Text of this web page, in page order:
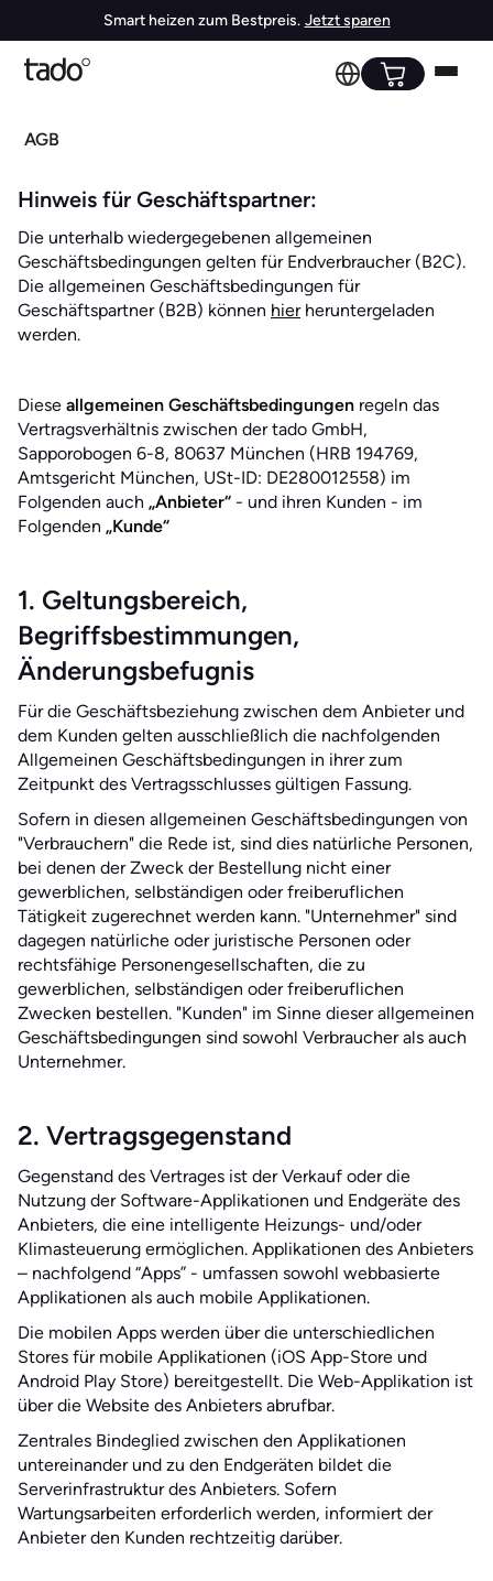
Smart heizen zum Bestpreis. Jetzt sparen
AGB
Hinweis für Geschäftspartner:
Die unterhalb wiedergegebenen allgemeinen
Geschäftsbedingungen gelten für Endverbraucher (B2C).
Die allgemeinen Geschäftsbedingungen für
Geschäftspartner (B2B) können hierheruntergeladen
werden.
Diese allgemeinen Geschäftsbedingungen regeln das
Vertragsverhältnis zwischen der tado GmbH,
Sapporobogen 6-8, 80637 München (HRB 194769,
Amtsgericht München, USt-ID: DE280012558) im
Folgenden auch „Anbieter“ - und ihren Kunden - im
Folgenden „Kunde“
1. Geltungsbereich,
Begriffsbestimmungen,
Änderungsbefugnis
Für die Geschäftsbeziehung zwischen dem Anbieter und
dem Kunden gelten ausschließlich die nachfolgenden
Allgemeinen Geschäftsbedingungen in ihrer zum
Zeitpunkt des Vertragsschlusses gültigen Fassung.
Sofern in diesen allgemeinen Geschäftsbedingungen von
"Verbrauchern" die Rede ist, sind dies natürliche Personen,
bei denen der Zweck der Bestellung nicht einer
gewerblichen, selbständigen oder freiberuflichen
Tätigkeit zugerechnet werden kann. "Unternehmer" sind
dagegen natürliche oder juristische Personen oder
rechtsfähige Personengesellschaften, die zu
gewerblichen, selbständigen oder freiberuflichen
Zwecken bestellen. "Kunden" im Sinne dieser allgemeinen
Geschäftsbedingungen sind sowohl Verbraucher als auch
Unternehmer.
2. Vertragsgegenstand
Gegenstand des Vertrages ist der Verkauf oder die
Nutzung der Software-Applikationen und Endgeräte des
Anbieters, die eine intelligente Heizungs- und/oder
Klimasteuerung ermöglichen. Applikationen des Anbieters
– nachfolgend “Apps” - umfassen sowohl webbasierte
Applikationen als auch mobile Applikationen.
Die mobilen Apps werden über die unterschiedlichen
Stores für mobile Applikationen (iOS App-Store und
Android Play Store) bereitgestellt. Die Web-Applikation ist
über die Website des Anbieters abrufbar.
Zentrales Bindeglied zwischen den Applikationen
untereinander und zu den Endgeräten bildet die
Serverinfrastruktur des Anbieters. Sofern
Wartungsarbeiten erforderlich werden, informiert der
Anbieter den Kunden rechtzeitig darüber.